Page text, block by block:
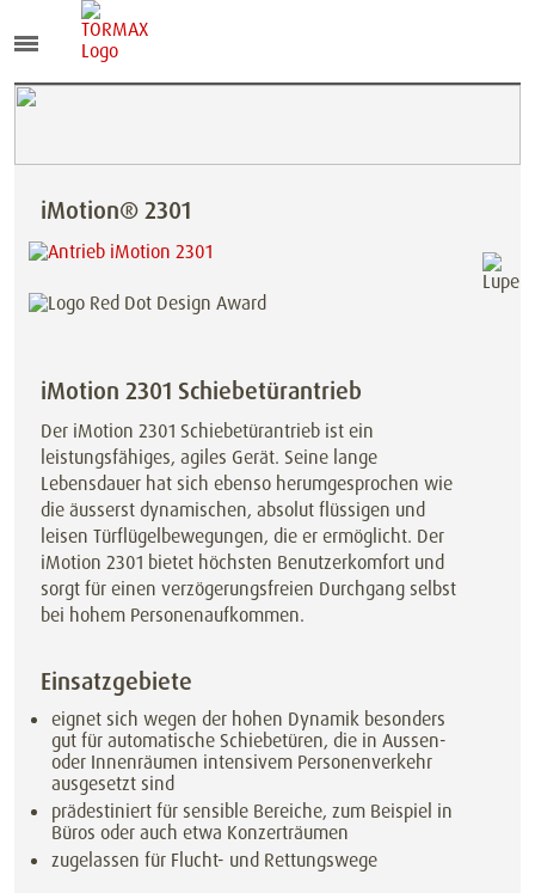
iMotion® 2301
iMotion 2301 Schiebetürantrieb
Der iMotion 2301 Schiebetürantrieb ist ein
leistungsfähiges, agiles Gerät. Seine lange
Lebensdauer hat sich ebenso herumgesprochen wie
die äusserst dynamischen, absolut flüssigen und
leisen Türflügelbewegungen, die er ermöglicht. Der
iMotion 2301 bietet höchsten Benutzerkomfort und
sorgt für einen verzögerungsfreien Durchgang selbst
bei hohem Personenaufkommen.
Einsatzgebiete
eignet sich wegen der hohen Dynamik besonders
gut für automatische Schiebetüren, die in Aussen-
oder Innenräumen intensivem Personenverkehr
ausgesetzt sind
prädestiniert für sensible Bereiche, zum Beispiel in
Büros oder auch etwa Konzerträumen
zugelassen für Flucht- und Rettungswege